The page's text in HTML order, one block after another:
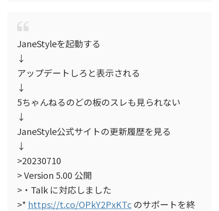
JaneStyleを起動する
↓
アップデートしろと表示される
↓
5ちゃんねるのどの板のスレも見られない
↓
JaneStyle公式サイトの更新履歴を見る
↓
>20230710
> Version 5.00 公開
>・Talk に対応しました
>* https://t.co/OPkY2PxKTcのサポートを終